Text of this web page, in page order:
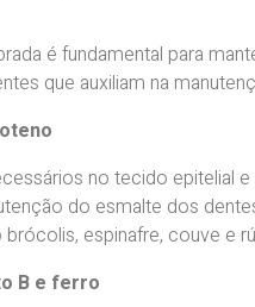
é fundamental para
que auxiliam na
no tecido epitelial
do esmalte dos
espinafre, couve e
B e ferro